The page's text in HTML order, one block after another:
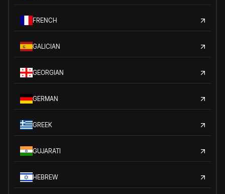
FRENCH
GALICIAN
GEORGIAN
GERMAN
GREEK
GUJARATI
HEBREW